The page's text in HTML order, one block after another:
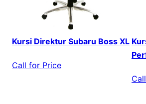
Kursi Direktur Subaru Boss XL
Call for Price